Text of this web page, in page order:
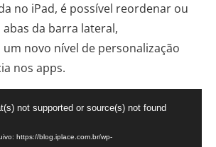
no iPad, é possível reordenar ou
da barra lateral,
novo nível de personalização
nos apps.
not supported or source(s) not found
https://blog.iplace.com.br/wp-